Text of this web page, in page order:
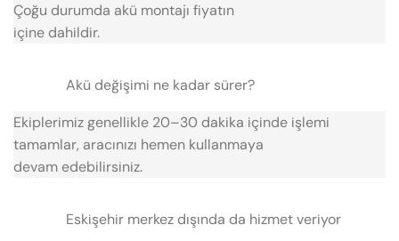
Çoğu durumda akü montajı fiyatın
içine dahildir.
Akü değişimi ne kadar sürer?
Ekiplerimiz genellikle 20–30 dakika içinde işlemi
tamamlar, aracınızı hemen kullanmaya
devam edebilirsiniz.
Eskişehir merkez dışında da hizmet veriyor